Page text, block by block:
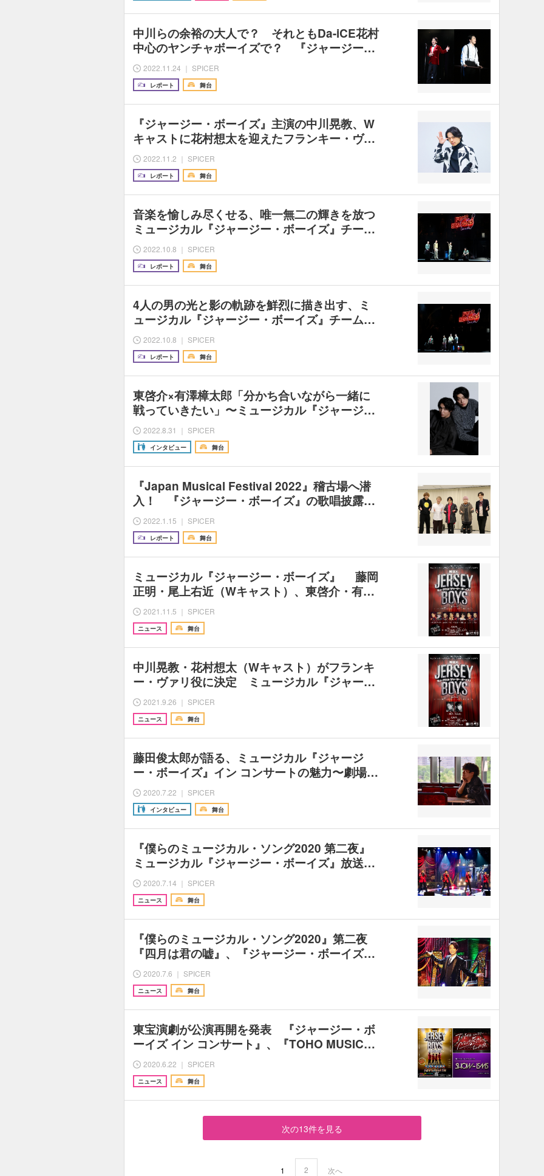
中川らの余裕の大人で？ それともDa-iCE花村
中心のヤンチャボーイズで？ 『ジャージー…
2022.11.24 ｜ SPICER
レポート 舞台
『ジャージー・ボーイズ』主演の中川晃教、W
キャストに花村想太を迎えたフランキー・ヴ…
2022.11.2 ｜ SPICER
レポート 舞台
音楽を愉しみ尽くせる、唯一無二の輝きを放つ
ミュージカル『ジャージー・ボーイズ』チー…
2022.10.8 ｜ SPICER
レポート 舞台
4人の男の光と影の軌跡を鮮烈に描き出す、ミ
ュージカル『ジャージー・ボーイズ』チーム…
2022.10.8 ｜ SPICER
レポート 舞台
東啓介×有澤樟太郎「分かち合いながら一緒に
戦っていきたい」〜ミュージカル『ジャージ…
2022.8.31 ｜ SPICER
インタビュー 舞台
『Japan Musical Festival 2022』稽古場へ潜
入！ 『ジャージー・ボーイズ』の歌唱披露…
2022.1.15 ｜ SPICER
レポート 舞台
ミュージカル『ジャージー・ボーイズ』 藤岡
正明・尾上右近（Wキャスト）、東啓介・有…
2021.11.5 ｜ SPICER
ニュース 舞台
中川晃教・花村想太（Wキャスト）がフランキ
ー・ヴァリ役に決定 ミュージカル『ジャー…
2021.9.26 ｜ SPICER
ニュース 舞台
藤田俊太郎が語る、ミュージカル『ジャージ
ー・ボーイズ』イン コンサート​の魅力〜劇場…
2020.7.22 ｜ SPICER
インタビュー 舞台
『僕らのミュージカル・ソング2020 第二夜』
ミュージカル『ジャージー・ボーイズ』放送…
2020.7.14 ｜ SPICER
ニュース 舞台
『僕らのミュージカル・ソング2020』第二夜
『四月は君の嘘』、『ジャージー・ボーイズ…
2020.7.6 ｜ SPICER
ニュース 舞台
東宝演劇が公演再開を発表 『ジャージー・ボ
ーイズ イン コンサート』、『TOHO MUSIC…
2020.6.22 ｜ SPICER
ニュース 舞台
次の13件を見る
1 2 次へ